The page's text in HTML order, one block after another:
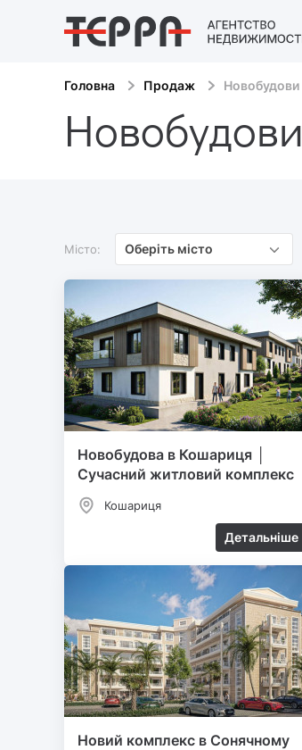
Головна Продаж Новобудови
Новобудови
Місто: Оберіть місто
Новобудова в Кошариця │
Сучасний житловий комплекс
Кошариця
Детальніше
Новий комплекс в Сонячному